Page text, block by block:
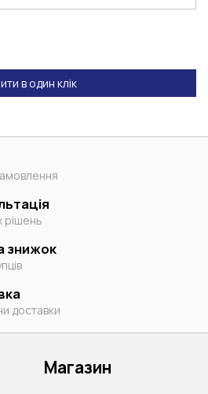
в один клік
рішень
знижок
доставки
Магазин